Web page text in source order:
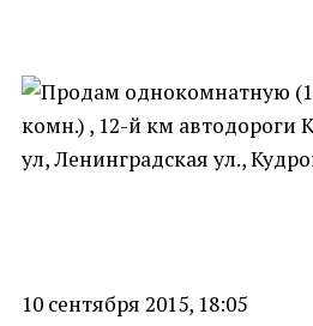
10 сентября 2015, 18:05